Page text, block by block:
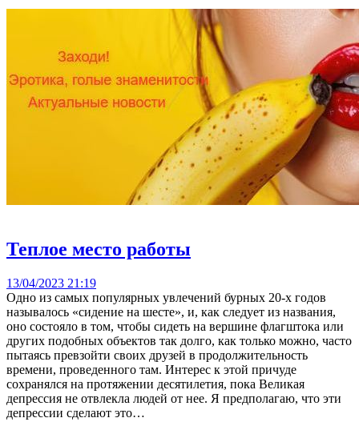
Теплое место работы
13/04/2023 21:19
Одно из самых популярных увлечений бурных 20-х годов
называлось «сидение на шесте», и, как следует из названия,
оно состояло в том, чтобы сидеть на вершине флагштока или
других подобных объектов так долго, как только можно, часто
пытаясь превзойти своих друзей в продолжительность
времени, проведенного там. Интерес к этой причуде
сохранялся на протяжении десятилетия, пока Великая
депрессия не отвлекла людей от нее. Я предполагаю, что эти
депрессии сделают это…